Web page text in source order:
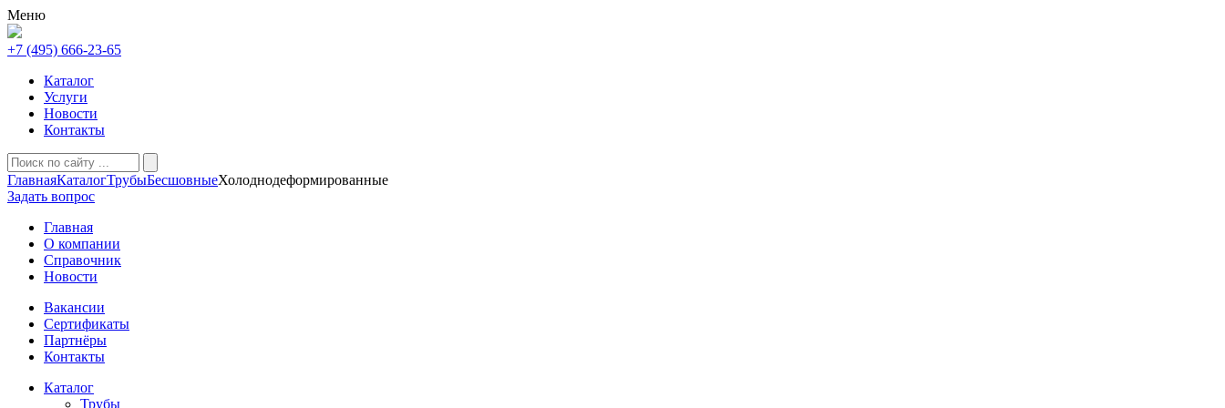
Меню
+7 (495) 666-23-65
Каталог
Услуги
Новости
Контакты
ГлавнаяКаталогТрубыБесшовныеХолоднодеформированные
Задать вопрос
Главная
О компании
Справочник
Новости
Вакансии
Сертификаты
Партнёры
Контакты
Каталог
Трубы